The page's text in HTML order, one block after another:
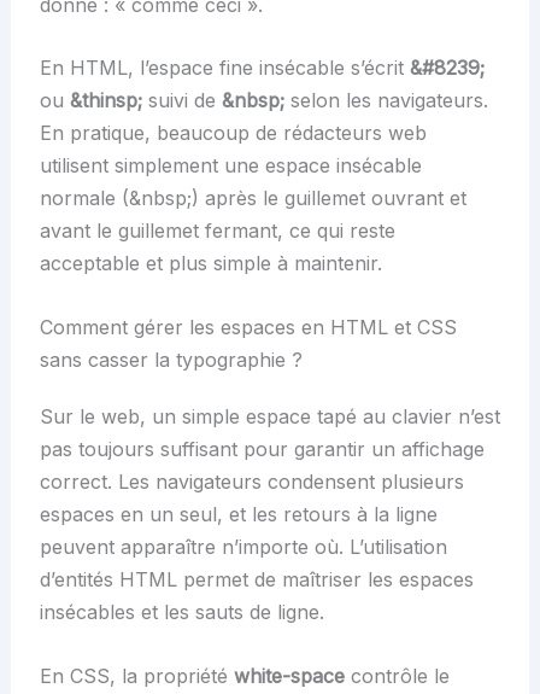
En HTML, l’espace fine insécable s’écrit &#8239;
ou &thinsp;suivi de &nbsp;selon les navigateurs.
En pratique, beaucoup de rédacteurs web
utilisent simplement une espace insécable
normale (&nbsp;) après le guillemet ouvrant et
avant le guillemet fermant, ce qui reste
acceptable et plus simple à maintenir.
Comment gérer les espaces en HTML et CSS
sans casser la typographie ?
Sur le web, un simple espace tapé au clavier n’est
pas toujours suffisant pour garantir un affichage
correct. Les navigateurs condensent plusieurs
espaces en un seul, et les retours à la ligne
peuvent apparaître n’importe où. L’utilisation
d’entités HTML permet de maîtriser les espaces
insécables et les sauts de ligne.
En CSS, la propriété white-spacecontrôle le